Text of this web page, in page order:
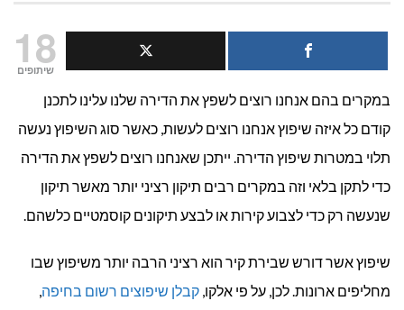
איזה
לי?
18
שיתופים
במקרים בהם אנחנו רוצים לשפץ את הדירה שלנו עלינו לתכנן
קודם כל איזה שיפוץ אנחנו רוצים לעשות, כאשר סוג השיפוץ נעשה
תלוי במטרות שיפוץ הדירה. ייתכן שאנחנו רוצים לשפץ את הדירה
כדי לתקן בלאי וזה במקרים רבים תיקון רציני יותר מאשר תיקון
שנעשה רק כדי לצבוע קירות או לבצע תיקונים קוסמטיים כלשהם.
שיפוץ אשר דורש שבירת קיר הוא רציני הרבה יותר משיפוץ שבו
מחליפים ארונות. לכן, על פי אלקו, קבלן שיפוצים רשום בחיפה,